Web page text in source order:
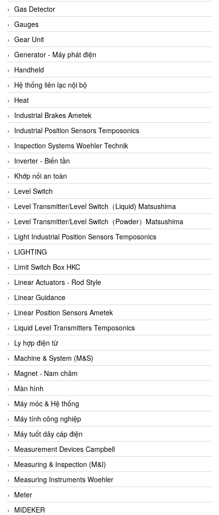
ARCA Regler
Arcos Hydraulik
Ardetem-Sfere-Vietnam
Argal
AS ENERGI
ASCO CO2
Asker
AT2E
ATC Pneumatic
ATEX System
ATI - IA
ATI (Analytical Technology Inc)
Atos
Atrax
Auma
Autec
Auto Flow
Automatic valve
Aventics
Avproglobal
Axiomtek
AZBIL
B&C Electronics
B&R
Babcok wilcox
Baelz Automatic Vietnam
Bahr Modultechnik Vietnam
Balluff
BamBo Vietnam
Barel Vietnam
Barksdale
Bartec
Basco
Baumer
Gas Detector
Gauges
Gear Unit
Generator - Máy phát điện
Handheld
Hệ thống liên lạc nội bộ
Heat
Industrial Brakes Ametek
Industrial Position Sensors Temposonics
Inspection Systems Woehler Technik
Inverter - Biến tần
Khớp nối an toàn
Level Switch
Level Transmitter/Level Switch（Liquid) Matsushima
Level Transmitter/Level Switch（Powder）Matsushima
Light Industrial Position Sensors Temposonics
LIGHTING
Limit Switch Box HKC
Linear Actuators - Rod Style
Linear Guidance
Linear Position Sensors Ametek
Liquid Level Transmitters Temposonics
Ly hợp điện từ
Machine & System (M&S)
Magnet - Nam châm
Màn hình
Máy móc & Hệ thống
Máy tính công nghiệp
Máy tuốt dây cáp điện
Measurement Devices Campbell
Measuring & Inspection (M&I)
Measuring Instruments Woehler
Meter
MIDEKER